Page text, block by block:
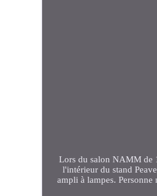
Lors du salon NAMM de
l'intérieur du stand
ampli à lampes.